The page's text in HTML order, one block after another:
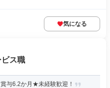
気になる
ス職
与6.2か月★未経験歓迎！